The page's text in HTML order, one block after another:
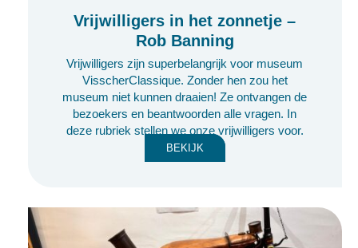
Vrijwilligers in het zonnetje –
Rob Banning
Vrijwilligers zijn superbelangrijk voor museum
VisscherClassique. Zonder hen zou het
museum niet kunnen draaien! Ze ontvangen de
bezoekers en beantwoorden alle vragen. In
deze rubriek stellen we onze vrijwilligers voor.
BEKIJK